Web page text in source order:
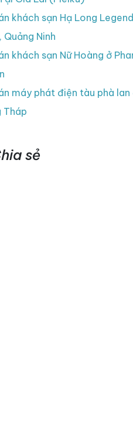
khách sạn Hạ Long
Quảng Ninh
khách sạn Nữ Hoàng ở
máy phát điện tàu phà lan
Tháp
sẻ